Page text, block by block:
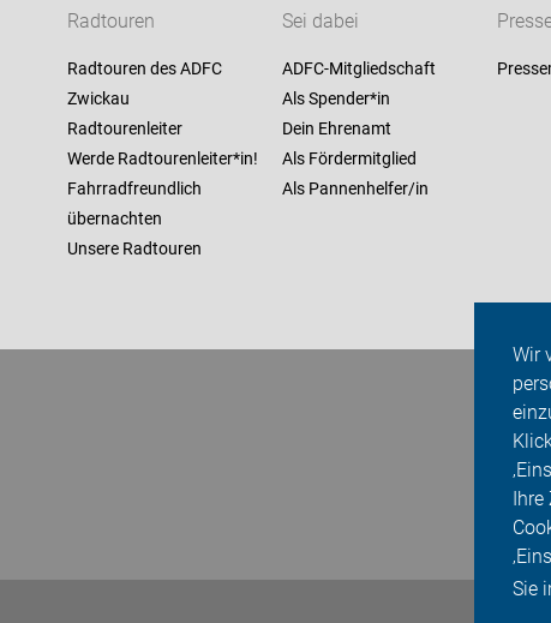
Wir
Ihre
Sie
Radtouren
Radtouren des ADFC
Zwickau
Radtourenleiter
Werde Radtourenleiter*in!
Fahrradfreundlich
übernachten
Unsere Radtouren
Sei dabei
ADFC-Mitgliedschaft
Als Spender*in
Dein Ehrenamt
Als Fördermitglied
Als Pannenhelfer/in